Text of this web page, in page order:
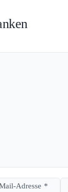
Adresse *